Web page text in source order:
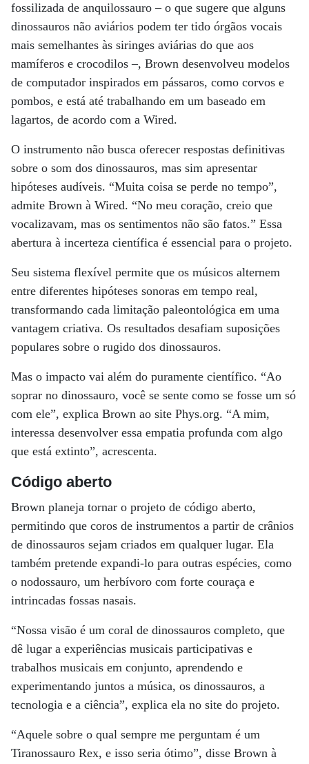
fossilizada de anquilossauro – o que sugere que alguns
dinossauros não aviários podem ter tido órgãos vocais
mais semelhantes às siringes aviárias do que aos
mamíferos e crocodilos –, Brown desenvolveu modelos
de computador inspirados em pássaros, como corvos e
pombos, e está até trabalhando em um baseado em
lagartos, de acordo com a Wired.
O instrumento não busca oferecer respostas definitivas
sobre o som dos dinossauros, mas sim apresentar
hipóteses audíveis. “Muita coisa se perde no tempo”,
admite Brown à Wired. “No meu coração, creio que
vocalizavam, mas os sentimentos não são fatos.” Essa
abertura à incerteza científica é essencial para o projeto.
Seu sistema flexível permite que os músicos alternem
entre diferentes hipóteses sonoras em tempo real,
transformando cada limitação paleontológica em uma
vantagem criativa. Os resultados desafiam suposições
populares sobre o rugido dos dinossauros.
Mas o impacto vai além do puramente científico. “Ao
soprar no dinossauro, você se sente como se fosse um só
com ele”, explica Brown ao site Phys.org. “A mim,
interessa desenvolver essa empatia profunda com algo
que está extinto”, acrescenta.
Código aberto
Brown planeja tornar o projeto de código aberto,
permitindo que coros de instrumentos a partir de crânios
de dinossauros sejam criados em qualquer lugar. Ela
também pretende expandi-lo para outras espécies, como
o nodossauro, um herbívoro com forte couraça e
intrincadas fossas nasais.
“Nossa visão é um coral de dinossauros completo, que
dê lugar a experiências musicais participativas e
trabalhos musicais em conjunto, aprendendo e
experimentando juntos a música, os dinossauros, a
tecnologia e a ciência”, explica ela no site do projeto.
“Aquele sobre o qual sempre me perguntam é um
Tiranossauro Rex, e isso seria ótimo”, disse Brown à